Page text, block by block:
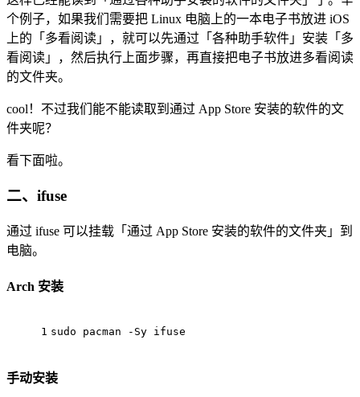
个例子，如果我们需要把 Linux 电脑上的一本电子书放进 iOS
上的「多看阅读」，就可以先通过「各种助手软件」安装「多
看阅读」，然后执行上面步骤，再直接把电子书放进多看阅读
的文件夹。
cool！不过我们能不能读取到通过 App Store 安装的软件的文
件夹呢？
看下面啦。
二、ifuse
通过 ifuse 可以挂载「通过 App Store 安装的软件的文件夹」到
电脑。
Arch 安装
1 sudo pacman -Sy ifuse
手动安装